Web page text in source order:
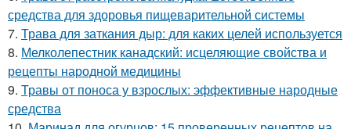
средства для здоровья пищеварительной системы
7. Трава для заткания дыр: для каких целей используется
8. Мелколепестник канадский: исцеляющие свойства и
рецепты народной медицины
9. Травы от поноса у взрослых: эффективные народные
средства